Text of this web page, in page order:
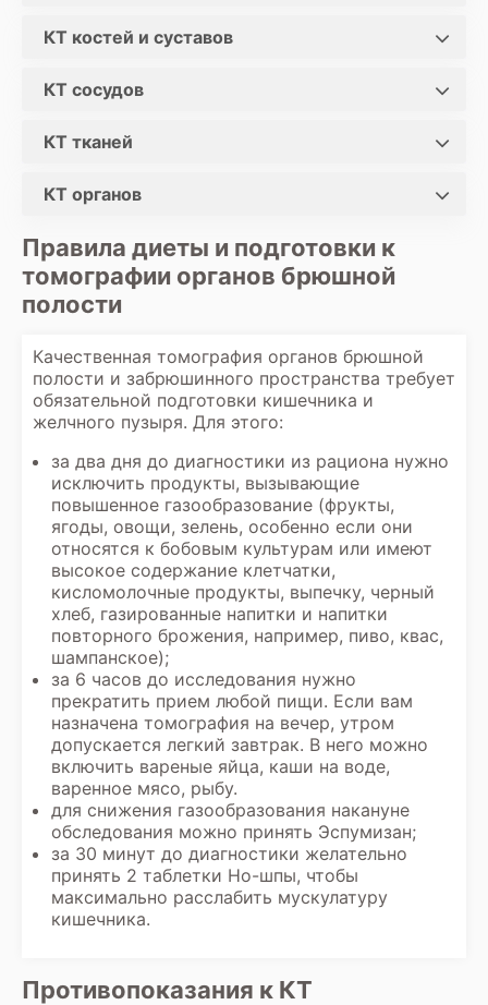
КТ костей и суставов
КТ сосудов
КТ тканей
КТ органов
Правила диеты и подготовки к
томографии органов брюшной
полости
Качественная томография органов брюшной
полости и забрюшинного пространства требует
обязательной подготовки кишечника и
желчного пузыря. Для этого:
за два дня до диагностики из рациона нужно
исключить продукты, вызывающие
повышенное газообразование (фрукты,
ягоды, овощи, зелень, особенно если они
относятся к бобовым культурам или имеют
высокое содержание клетчатки,
кисломолочные продукты, выпечку, черный
хлеб, газированные напитки и напитки
повторного брожения, например, пиво, квас,
шампанское);
за 6 часов до исследования нужно
прекратить прием любой пищи. Если вам
назначена томография на вечер, утром
допускается легкий завтрак. В него можно
включить вареные яйца, каши на воде,
варенное мясо, рыбу.
для снижения газообразования накануне
обследования можно принять Эспумизан;
за 30 минут до диагностики желательно
принять 2 таблетки Но-шпы, чтобы
максимально расслабить мускулатуру
кишечника.
Противопоказания к КТ